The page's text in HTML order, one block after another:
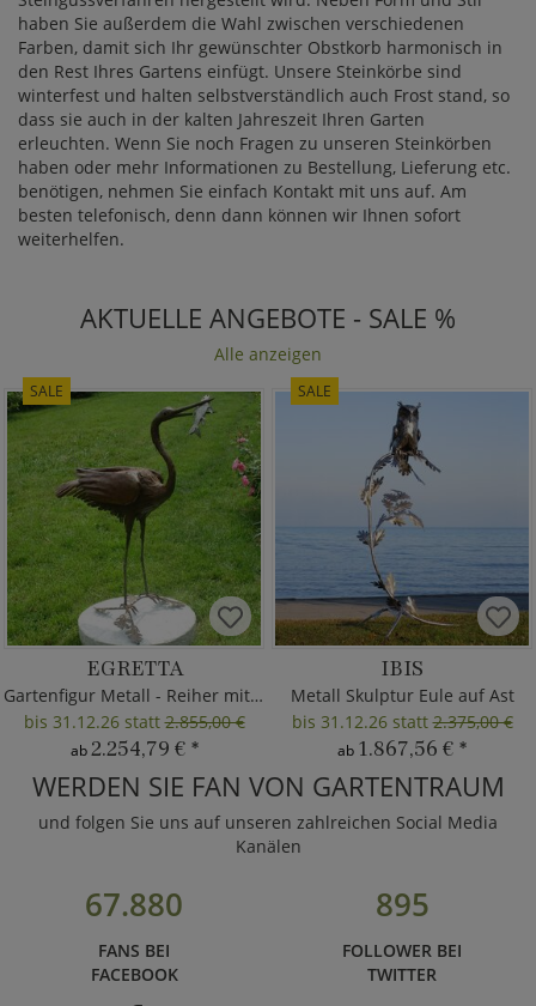
haben Sie außerdem die Wahl zwischen verschiedenen
Farben, damit sich Ihr gewünschter Obstkorb harmonisch in
den Rest Ihres Gartens einfügt. Unsere Steinkörbe sind
winterfest und halten selbstverständlich auch Frost stand, so
dass sie auch in der kalten Jahreszeit Ihren Garten
erleuchten. Wenn Sie noch Fragen zu unseren Steinkörben
haben oder mehr Informationen zu Bestellung, Lieferung etc.
benötigen, nehmen Sie einfach Kontakt mit uns auf. Am
besten telefonisch, denn dann können wir Ihnen sofort
weiterhelfen.
AKTUELLE ANGEBOTE - SALE %
Alle anzeigen
SALE
EGRETTA
Gartenfigur Metall - Reiher mit Fisch
bis 31.12.26 statt2.855,00 €
ab2.254,79 € *
SALE
IBIS
Metall Skulptur Eule auf Ast
bis 31.12.26 statt2.375,00 €
ab 1.867,56 € *
WERDEN SIE FAN VON GARTENTRAUM
und folgen Sie uns auf unseren zahlreichen Social Media
Kanälen
67.880
FANS BEI
FACEBOOK
895
FOLLOWER BEI
TWITTER